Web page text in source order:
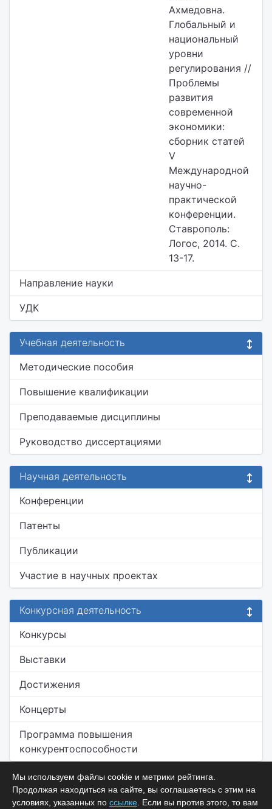
Ахмедовна.
Глобальный и
национальный
уровни
регулирования //
Проблемы
развития
современной
экономики:
сборник статей
V
Международной
научно-
практической
конференции.
Ставрополь:
Логос, 2014. С.
13-17.
Направление науки
УДК
Учебная деятельность
Методические пособия
Повышение квалификации
Преподаваемые дисциплины
Руководство диссертациями
Научная деятельность
Конференции
Патенты
Публикации
Участие в научных проектах
Конкурсная деятельность
Конкурсы
Выставки
Достижения
Концерты
Программа повышения
конкурентоспособности
Мы используем файлы cookie и метрики рейтинга.
Продолжая находиться на сайте, вы соглашаетесь с этим на
условиях, указанных по ссылке . Если вы против этого, то вам